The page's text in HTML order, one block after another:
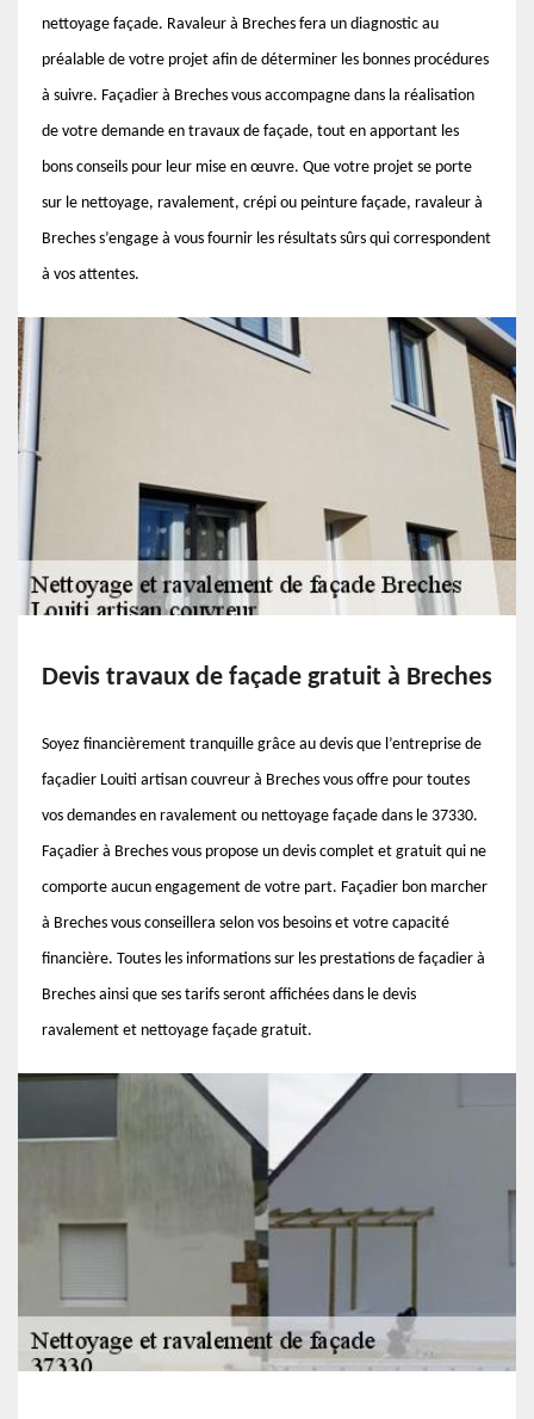
nettoyage façade. Ravaleur à Breches fera un diagnostic au
préalable de votre projet afin de déterminer les bonnes procédures
à suivre. Façadier à Breches vous accompagne dans la réalisation
de votre demande en travaux de façade, tout en apportant les
bons conseils pour leur mise en œuvre. Que votre projet se porte
sur le nettoyage, ravalement, crépi ou peinture façade, ravaleur à
Breches s’engage à vous fournir les résultats sûrs qui correspondent
à vos attentes.
Devis travaux de façade gratuit à Breches
Soyez financièrement tranquille grâce au devis que l’entreprise de
façadier Louiti artisan couvreur à Breches vous offre pour toutes
vos demandes en ravalement ou nettoyage façade dans le 37330.
Façadier à Breches vous propose un devis complet et gratuit qui ne
comporte aucun engagement de votre part. Façadier bon marcher
à Breches vous conseillera selon vos besoins et votre capacité
financière. Toutes les informations sur les prestations de façadier à
Breches ainsi que ses tarifs seront affichées dans le devis
ravalement et nettoyage façade gratuit.